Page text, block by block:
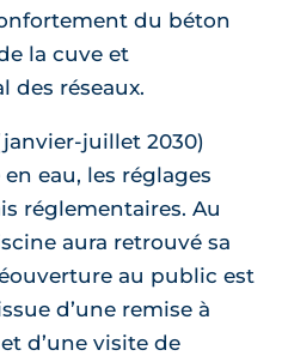
du béton
la cuve et
des réseaux.
juillet 2030)
eau, les réglages
réglementaires. Au
aura retrouvé sa
au public est
d’une remise à
d’une visite de